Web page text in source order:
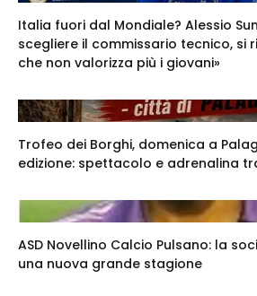
Italia fuori dal Mondiale? Alessio
scegliere il commissario tecnico, si
che non valorizza più i giovani»
Trofeo dei Borghi, domenica a
edizione: spettacolo e adrenalina
ASD Novellino Calcio Pulsano: la
una nuova grande stagione